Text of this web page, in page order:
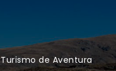
Turismo de Aventura